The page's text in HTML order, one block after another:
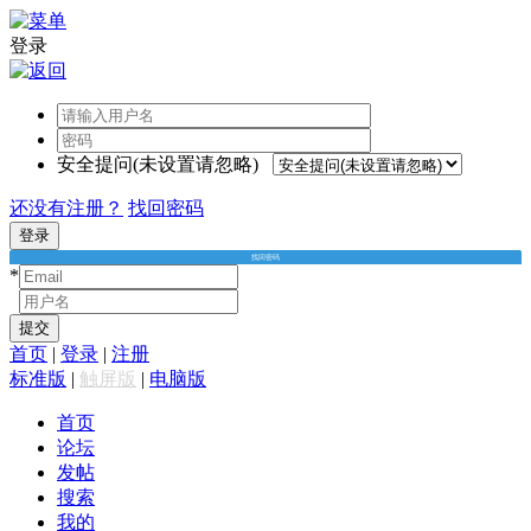
登录
安全提问(未设置请忽略)
还没有注册？ 找回密码
登录
找回密码
*
提交
首页 | 登录 | 注册
标准版 | 触屏版 | 电脑版
首页
论坛
发帖
搜索
我的